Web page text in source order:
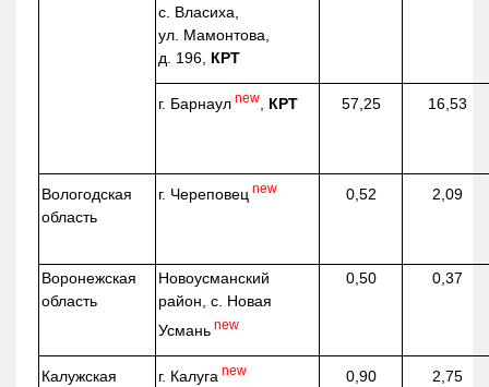
с. Власиха,
ул. Мамонтова,
д. 196, КРТ
г. Барнаул new КРТ 57,25 16,53
Вологодская
область
г. Череповец new 0,52 2,09
Воронежская
область
Новоусманский
район, с. Новая
Усмань new
0,50 0,37
Калужская
г. Калуга new 0,90 2,75